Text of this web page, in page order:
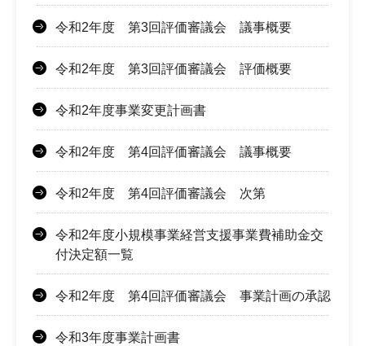
令和2年度 第3回評価審議会 議事概要
令和2年度 第3回評価審議会 評価概要
令和2年度事業変更計画書
令和2年度 第4回評価審議会 議事概要
令和2年度 第4回評価審議会 次第
令和2年度小規模事業経営支援事業費補助金交
付決定額一覧
令和2年度 第4回評価審議会 事業計画の承認
令和3年度事業計画書